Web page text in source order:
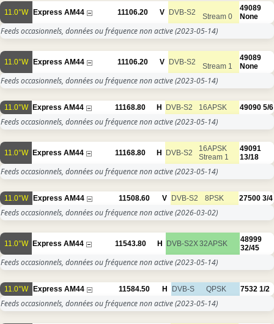
11.0°W Express AM44 11106.20 V DVB-S2 Stream 0
49089
None
Feeds occasionnels, données ou fréquence non active(2023-05-14)
11.0°W Express AM44 11106.20 V DVB-S2 Stream 1
49089
None
Feeds occasionnels, données ou fréquence non active(2023-05-14)
11.0°W Express AM44 11168.80 H DVB-S2 16APSK 49090 5/6
Feeds occasionnels, données ou fréquence non active(2023-05-14)
11.0°W Express AM44 11168.80 H DVB-S2
16APSK
Stream 1
49091
13/18
Feeds occasionnels, données ou fréquence non active(2023-05-14)
11.0°W Express AM44 11508.60 V DVB-S2 8PSK 27500 3/4
Feeds occasionnels, données ou fréquence non active(2026-03-02)
11.0°W Express AM44 11543.80 H DVB-S2X32APSK
48999
32/45
Feeds occasionnels, données ou fréquence non active(2023-05-14)
11.0°W Express AM44 11584.50 H DVB-S QPSK 7532 1/2
Feeds occasionnels, données ou fréquence non active(2023-05-14)